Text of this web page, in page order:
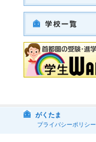
がくたま
プライバシーポリシー